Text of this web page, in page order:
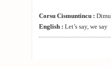
Corsu Cismuntincu : Dimu
English : Let’s say, we say